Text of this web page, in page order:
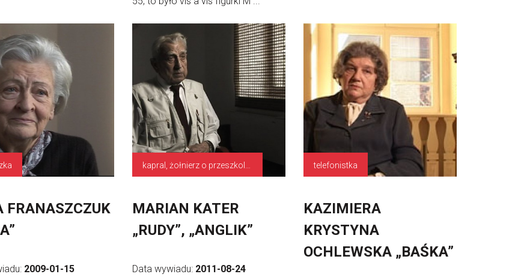
FRANASZCZUK
2009-01-15
MARIAN KATER
„RUDY”, „ANGLIK”
Data wywiadu: 2011-08-24
telefonistka
KAZIMIERA
KRYSTYNA
OCHLEWSKA „BAŚKA”